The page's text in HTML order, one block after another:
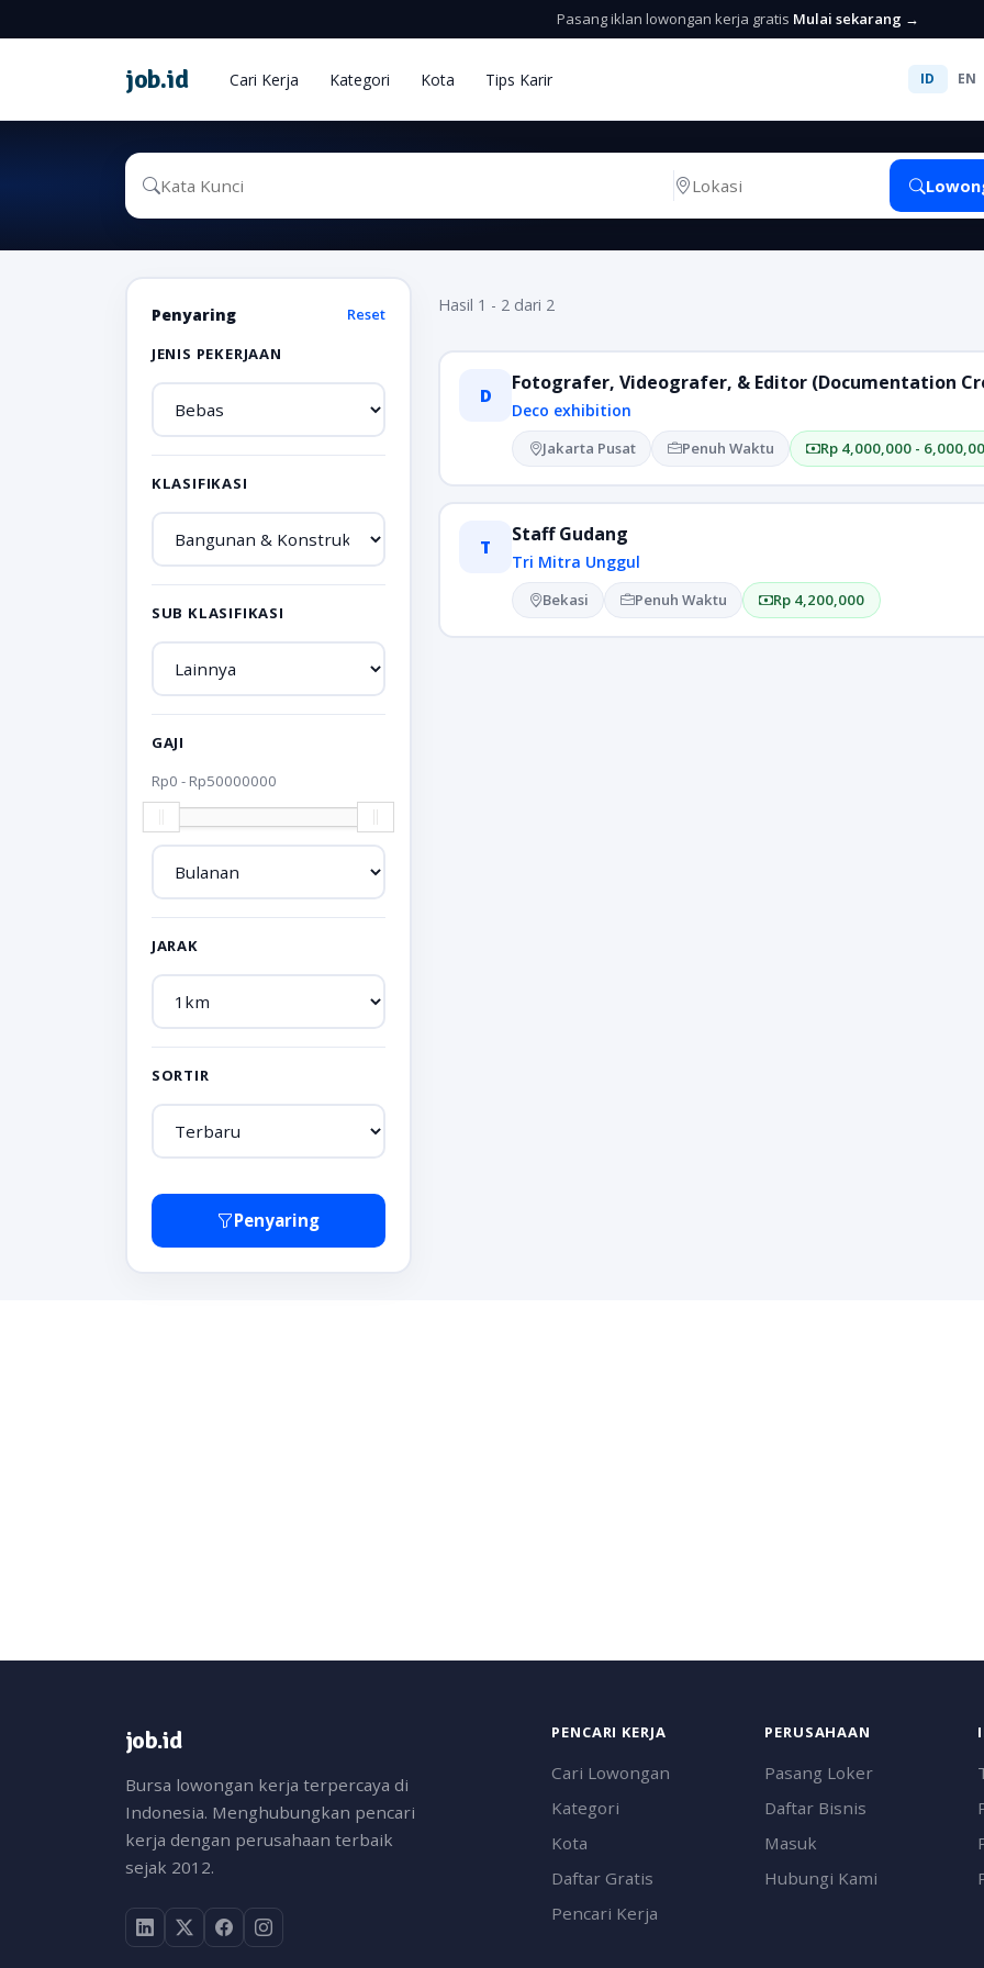
Pasang iklan lowongan kerja gratis Mulai sekarang →
job.id Cari Kerja Kategori Kota Tips Karir ID EN
Penyaring
Reset
JENIS PEKERJAAN
KLASIFIKASI
SUB KLASIFIKASI
GAJI
Rp0 - Rp50000000
JARAK
SORTIR
Penyaring
Hasil 1 - 2 dari 2
D
Fotografer, Videografer, & Editor (Documentation
Deco exhibition
Jakarta Pusat Penuh Waktu Rp 4,000,000 -
T
Staff Gudang
Tri Mitra Unggul
Bekasi Penuh Waktu Rp 4,200,000
job.id
Bursa lowongan kerja terpercaya di
Indonesia. Menghubungkan pencari
kerja dengan perusahaan terbaik
sejak 2012.
PENCARI KERJA
Cari Lowongan
Kategori
Kota
Daftar Gratis
Pencari Kerja
PERUSAHAAN
Pasang Loker
Daftar Bisnis
Masuk
Hubungi Kami